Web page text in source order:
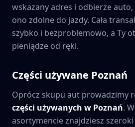
wskazany adres i odbierze
ono zdolne do jazdy. Cała
szybko i bezproblemowo, a Ty
pieniądze od ręki.
Części używane Poznań
Oprócz skupu aut prowadzimy
części używanych w Poznań.
asortymencie znajdziesz